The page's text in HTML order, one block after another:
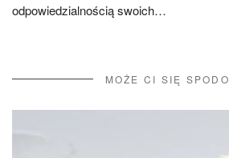
odpowiedzialnością swoich…
MOŻE CI SIĘ